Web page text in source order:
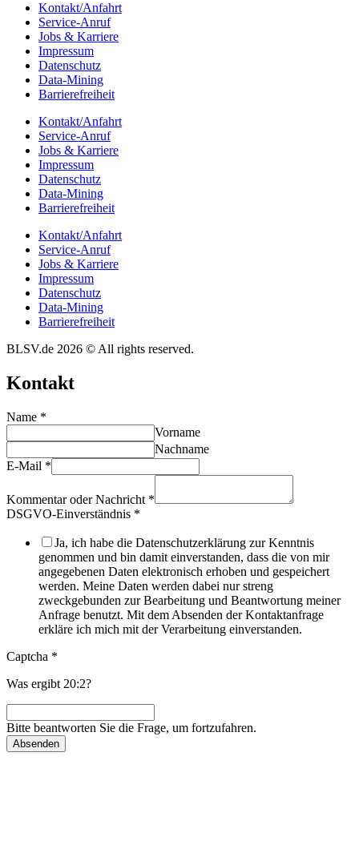
Kontakt/​​Anfahrt
Service-Anruf
Jobs & Karriere
Impres­sum
Daten­schutz
Data-Mining
Barrie­re­frei­heit
Kontakt/​​Anfahrt
Service-Anruf
Jobs & Karriere
Impres­sum
Daten­schutz
Data-Mining
Barrie­re­frei­heit
Kontakt/​​Anfahrt
Service-Anruf
Jobs & Karriere
Impres­sum
Daten­schutz
Data-Mining
Barrie­re­frei­heit
BLSV.de 2026 © All rights reserved.
Kontakt
Name *
Vorname
Nachname
E-Mail *
Kommentar oder Nachricht *
DSGVO-Einverständnis *
Ja, ich habe die Datenschutzerklärung zur Kenntnis
genommen und bin damit einverstanden, dass die von mir
angegebenen Daten elektronisch erhoben und gespeichert
werden. Meine Daten werden dabei nur streng
zweckgebunden zur Bearbeitung und Beantwortung meiner
Anfrage benutzt. Mit dem Absenden der Kontaktanfrage
erkläre ich mich mit der Verarbeitung einverstanden.
Captcha *
Was ergibt 20:2?
Bitte beantworten Sie die Frage, um fortzufahren.
Absenden